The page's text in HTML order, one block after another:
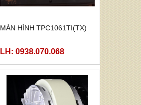
MÀN HÌNH TPC1061TI(TX)
LH: 0938.070.068